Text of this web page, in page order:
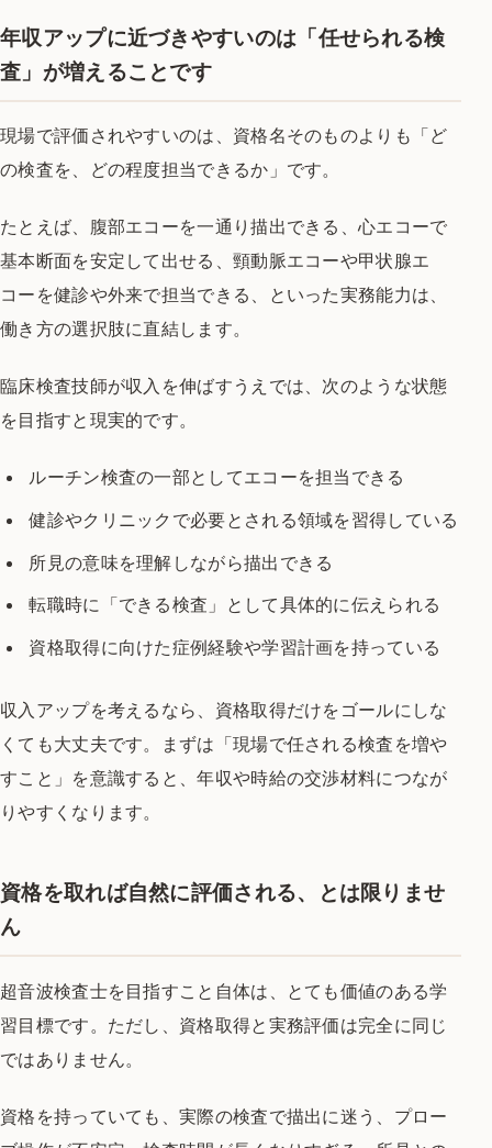
年収アップに近づきやすいのは「任せられる検
査」が増えることです
現場で評価されやすいのは、資格名そのものよりも「ど
の検査を、どの程度担当できるか」です。
たとえば、腹部エコーを一通り描出できる、心エコーで
基本断面を安定して出せる、頸動脈エコーや甲状腺エ
コーを健診や外来で担当できる、といった実務能力は、
働き方の選択肢に直結します。
臨床検査技師が収入を伸ばすうえでは、次のような状態
を目指すと現実的です。
ルーチン検査の一部としてエコーを担当できる
健診やクリニックで必要とされる領域を習得している
所見の意味を理解しながら描出できる
転職時に「できる検査」として具体的に伝えられる
資格取得に向けた症例経験や学習計画を持っている
収入アップを考えるなら、資格取得だけをゴールにしな
くても大丈夫です。まずは「現場で任される検査を増や
すこと」を意識すると、年収や時給の交渉材料につなが
りやすくなります。
資格を取れば自然に評価される、とは限りませ
ん
超音波検査士を目指すこと自体は、とても価値のある学
習目標です。ただし、資格取得と実務評価は完全に同じ
ではありません。
資格を持っていても、実際の検査で描出に迷う、プロー